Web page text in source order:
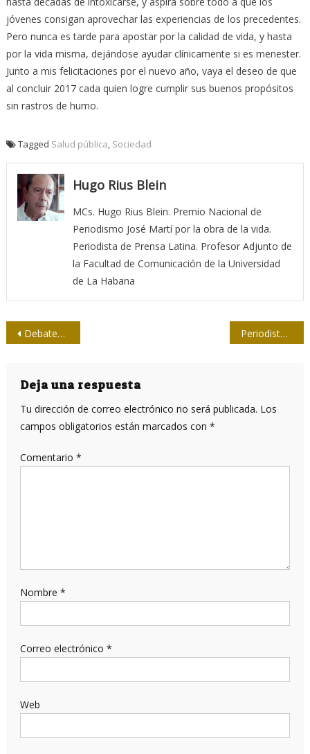
jóvenes consigan aprovechar las experiencias de los precedentes.
Pero nunca es tarde para apostar por la calidad de vida, y hasta
por la vida misma, dejándose ayudar clínicamente si es menester.
Junto a mis felicitaciones por el nuevo año, vaya el deseo de que
al concluir 2017 cada quien logre cumplir sus buenos propósitos
sin rastros de humo.
Tagged Salud pública, Sociedad
Hugo Rius Blein
MCs. Hugo Rius Blein. Premio Nacional de
Periodismo José Martí por la obra de la vida.
Periodista de Prensa Latina. Profesor Adjunto de
la Facultad de Comunicación de la Universidad
de La Habana
Navegación
entradas
Debaten en Holguín sobre retos del periodismo cubano Periodistas capitalinos calientan motores para softbol provincial
Deja una respuesta
Tu dirección de correo electrónico no será publicada. Los
campos obligatorios están marcados con *
Comentario *
Nombre *
Correo electrónico *
Web